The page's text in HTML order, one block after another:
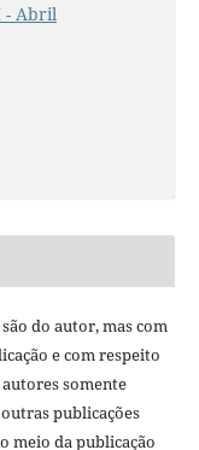
- Abril
do autor, mas com
e com respeito
somente
publicações
meio da publicação